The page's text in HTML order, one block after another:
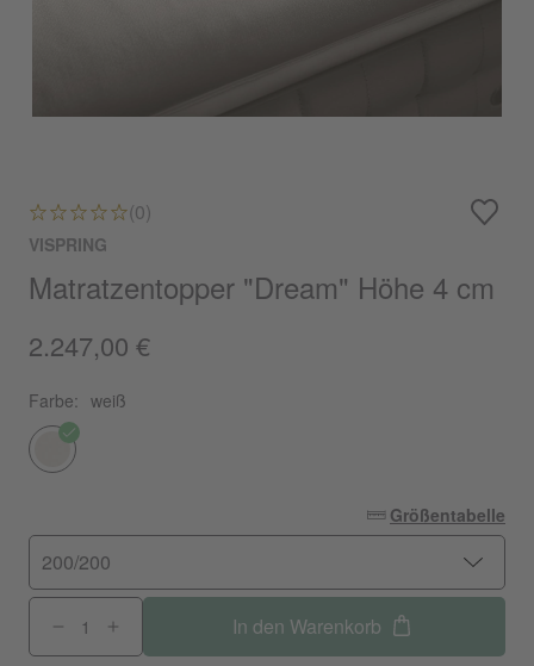
(0)
VISPRING
Matratzentopper "Dream" Höhe 4 cm
2.247,00 €
Farbe: weiß
Größentabelle
200/200
In den Warenkorb